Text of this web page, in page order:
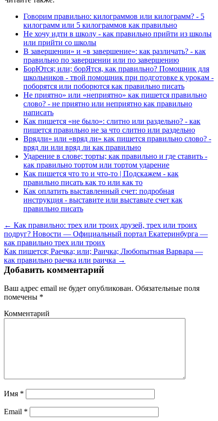
Говорим правильно: килограммов или килограмм? - 5
килограмм или 5 килограммов как правильно
Не хочу идти в школу - как правильно прийти из школы
или прийти со школы
В завершении» и «в завершение»: как различать? - как
правильно по завершении или по завершению
БорЮтся; или; борЯтся, как правильно? Помощник для
школьников - твой помощник при подготовке к урокам -
поборятся или поборются как правильно писать
Не приятно» или «неприятно» как пишется правильно
слово? - не приятно или неприятно как правильно
написать
Как пишется «не было»: слитно или раздельно? - как
пишется правильно не за что слитно или раздельно
Врядли» или «вряд ли» как пишется правильно слово? -
вряд ли или вряд ли как правильно
Ударение в слове; торты; как правильно и где ставить -
как правильно тортом или тортом ударение
Как пишется что то и что-то | Подскажем - как
правильно писать как то или как то
Как оплатить выставленный счет: подробная
инструкция - выставите или выставьте счет как
правильно писать
← Как правильно: трех или троих друзей, трех или троих
подруг? Новости — Официальный портал Екатеринбурга —
как правильно трех или троих
Как пишется; Раечка; или; Раичка; Любопытная Варвара —
как правильно раечка или раичка →
Добавить комментарий
Ваш адрес email не будет опубликован. Обязательные поля
помечены *
Комментарий
Имя *
Email *